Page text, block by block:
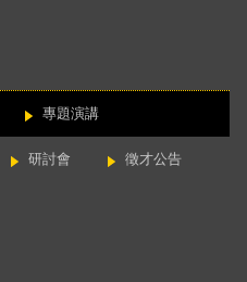
專題演講
研討會 徵才公告